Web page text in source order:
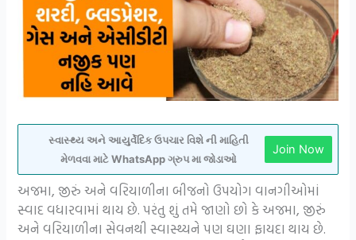
સ્વાસ્થ્ય અને આયુર્વેદિક ઉપચાર વિશે ની માહિતી
મેળવવા માટે WhatsApp ગ્રુપ મા જોડાઓ
Join Now
અજમા, જીરું અને વરિયાળીના બીજનો ઉપયોગ વાનગીઓમાં
સ્વાદ વધારવામાં થાય છે. પરંતુ શું તમે જાણો છો કે અજમા, જીરું
અને વરિયાળીના સેવનથી સ્વાસ્થ્યને પણ ઘણા ફાયદા થાય છે.